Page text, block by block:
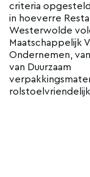
criteria
in hoeverre
Westerwolde
Maatschappelijk
Ondernemen,
van Duurzaam